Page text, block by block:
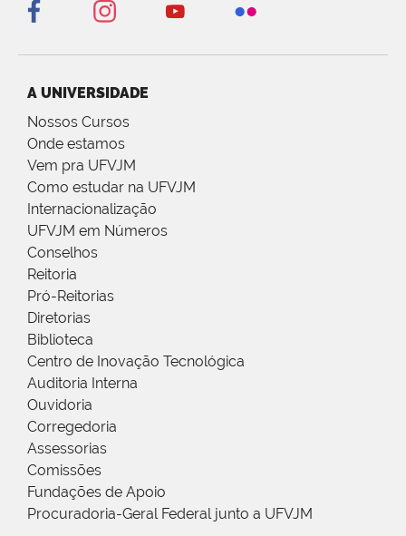
A UNIVERSIDADE
Nossos Cursos
Onde estamos
Vem pra UFVJM
Como estudar na UFVJM
Internacionalização
UFVJM em Números
Conselhos
Reitoria
Pró-Reitorias
Diretorias
Biblioteca
Centro de Inovação Tecnológica
Auditoria Interna
Ouvidoria
Corregedoria
Assessorias
Comissões
Fundações de Apoio
Procuradoria-Geral Federal junto a UFVJM